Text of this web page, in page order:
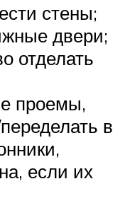
стены;
двери;
отделать
проемы,
в
если их